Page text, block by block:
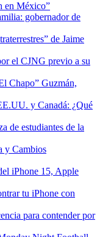
en México”
gobernador de
de Jaime
el CJNG previo a su
Chapo” Guzmán,
y Canadá: ¿Qué
de estudiantes de la
y Cambios
iPhone 15, Apple
tu iPhone con
para contender por